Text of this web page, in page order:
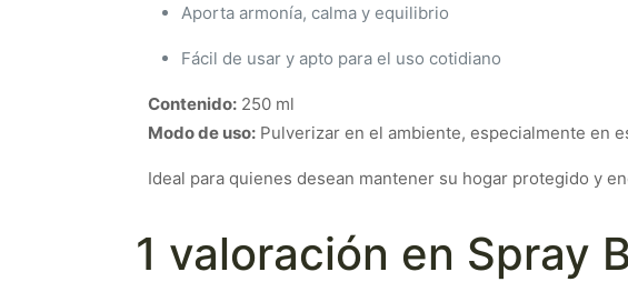
Aporta armonía, calma y equilibrio
Fácil de usar y apto para el uso cotidiano
Contenido: 250 ml
Modo de uso: Pulverizar en el ambiente, especialmente en
Ideal para quienes desean mantener su hogar protegido y
1 valoración en Spray